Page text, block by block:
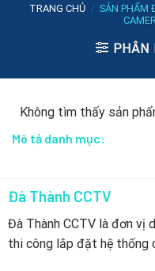
TRANG CHỦ / SẢN PHẨM
PHÂN
Không tìm thấy sản
Mô tả danh mục:
Đà Thành CCTV
Đà Thành CCTV là đơn vị
thi công lắp đặt hệ thống